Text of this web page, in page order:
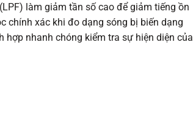
làm giảm tần số cao để giảm tiếng ồn
chính xác khi đo dạng sóng bị biến dạng
hợp nhanh chóng kiểm tra sự hiện diện của